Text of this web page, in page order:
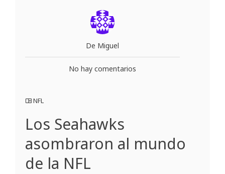
De Miguel
No hay comentarios
NFL
Los Seahawks
asombraron al mundo
de la NFL